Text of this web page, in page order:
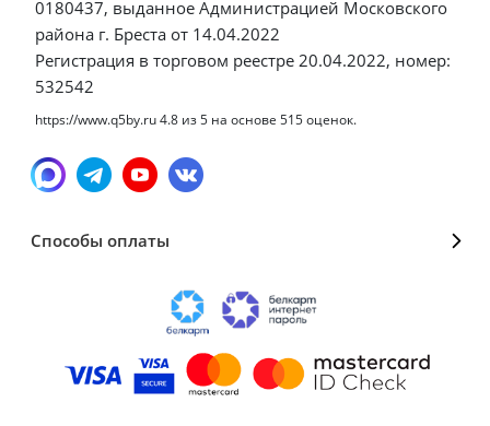
0180437, выданное Администрацией Московского
района г. Бреста от 14.04.2022
Регистрация в торговом реестре 20.04.2022, номер:
532542
https://www.q5by.ru4.8 из5 на основе 515оценок.
Способы оплаты